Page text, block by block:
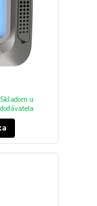
Skladom u
dodávateľa